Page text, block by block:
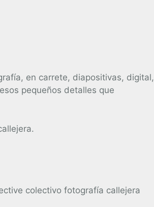
en carrete, diapositivas, digital,
pequeños detalles que